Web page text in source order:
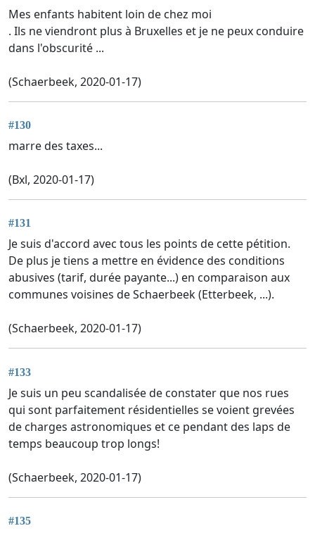
Mes enfants habitent loin de chez moi
. Ils ne viendront plus à Bruxelles et je ne peux conduire
dans l'obscurité ...
(Schaerbeek, 2020-01-17)
#130
marre des taxes...
(Bxl, 2020-01-17)
#131
Je suis d'accord avec tous les points de cette pétition.
De plus je tiens a mettre en évidence des conditions
abusives (tarif, durée payante...) en comparaison aux
communes voisines de Schaerbeek (Etterbeek, ...).
(Schaerbeek, 2020-01-17)
#133
Je suis un peu scandalisée de constater que nos rues
qui sont parfaitement résidentielles se voient grevées
de charges astronomiques et ce pendant des laps de
temps beaucoup trop longs!
(Schaerbeek, 2020-01-17)
#135